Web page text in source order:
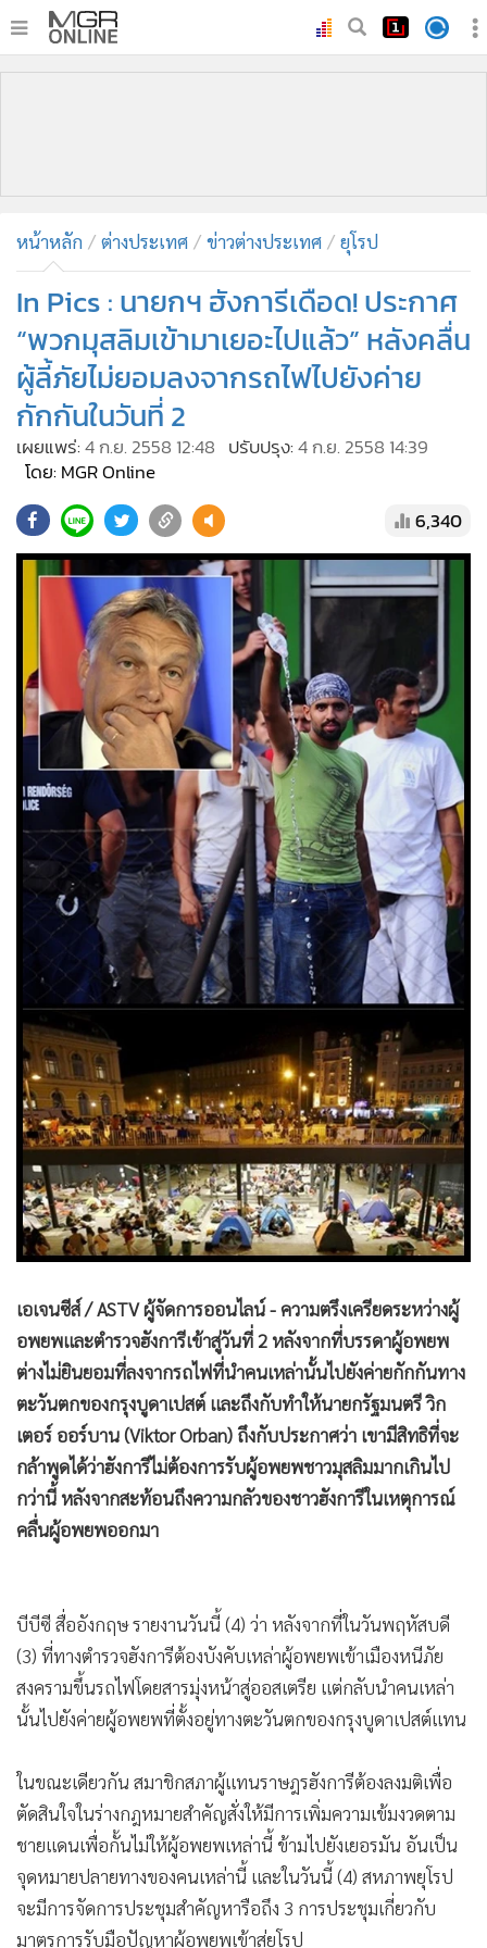
• บันเทิง
• คอลัมนิสต์
ละคร
• CbizReview
• Cyber BIZ
• ผู้จัดกวน
• Green Innovation & SD
• Management & HR
MGR Live
Infographic
การเมือง
• ท่องเที่ยว
กีฬา
ต่างประเทศ
• Special Scoop
•
เศรษฐกิจ-ธุรกิจ
• จีน
ชุมชน-คุณภาพชีวิต
อาชญากรรม
• Motoring
• วิทยาศาสตร์
• SMEs
• หุ้น
• อินโดจีน
• กองทุนรวม
• Celeb Online
• Factcheck
• ญี่ปุ่น
News1
Gotomanager
หน้าหลัก ต่างประเทศ ข่าวต่างประเทศ ยุโรป
In Pics : นายกฯ ฮังการีเดือด! ประกาศ
“พวกมุสลิมเข้ามาเยอะไปแล้ว” หลังคลื่น
ผู้ลี้ภัยไม่ยอมลงจากรถไฟไปยังค่าย
กักกันในวันที่ 2
เผยแพร่:4 ก.ย. 2558 12:48 ปรับปรุง:4 ก.ย. 2558 14:39
โดย: MGR Online
6,340
เอเจนซีส์ / ASTV ผู้จัดการออนไลน์ - ความตรึงเครียดระหว่างผู้
อพยพและตำรวจฮังการีเข้าสู่วันที่ 2 หลังจากที่บรรดาผู้อพยพ
ต่างไม่ยินยอมที่ลงจากรถไฟที่นำคนเหล่านั้นไปยังค่ายกักกันทาง
ตะวันตกของกรุงบูดาเปสต์ และถึงกับทำให้นายกรัฐมนตรี วิก
เตอร์ ออร์บาน (Viktor Orban) ถึงกับประกาศว่า เขามีสิทธิที่จะ
กล้าพูดได้ว่าฮังการีไม่ต้องการรับผู้อพยพชาวมุสลิมมากเกินไป
กว่านี้ หลังจากสะท้อนถึงความกลัวของชาวฮังการีในเหตุการณ์
คลื่นผู้อพยพออกมา
บีบีซี สื่ออังกฤษ รายงานวันนี้ (4) ว่า หลังจากที่ในวันพฤหัสบดี
(3) ที่ทางตำรวจฮังการีต้องบังคับเหล่าผู้อพยพเข้าเมืองหนีภัย
สงครามขึ้นรถไฟโดยสารมุ่งหน้าสู่ออสเตรีย แต่กลับนำคนเหล่า
นั้นไปยังค่ายผู้อพยพที่ตั้งอยู่ทางตะวันตกของกรุงบูดาเปสต์แทน
ในขณะเดียวกัน สมาชิกสภาผู้แทนราษฎรฮังการีต้องลงมติเพื่อ
ตัดสินใจในร่างกฎหมายสำคัญสั่งให้มีการเพิ่มความเข้มงวดตาม
ชายแดนเพื่อกั้นไม่ให้ผู้อพยพเหล่านี้ ข้ามไปยังเยอรมัน อันเป็น
จุดหมายปลายทางของคนเหล่านี้ และในวันนี้ (4) สหภาพยุโรป
จะมีการจัดการประชุมสำคัญหารือถึง 3 การประชุมเกี่ยวกับ
มาตรการรับมือปัญหาผู้อพยพเข้าสู่ยุโรป